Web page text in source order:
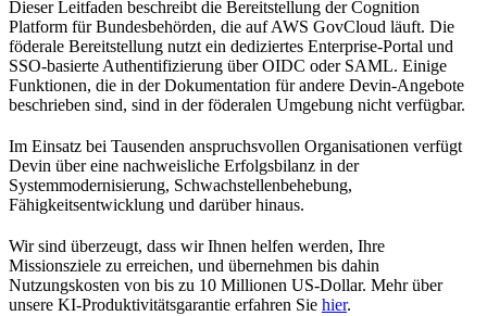
Dieser Leitfaden beschreibt die Bereitstellung der Cognition
Platform für Bundesbehörden, die auf AWS GovCloud läuft. Die
föderale Bereitstellung nutzt ein dediziertes Enterprise-Portal und
SSO-basierte Authentifizierung über OIDC oder SAML. Einige
Funktionen, die in der Dokumentation für andere Devin-Angebote
beschrieben sind, sind in der föderalen Umgebung nicht verfügbar.
Im Einsatz bei Tausenden anspruchsvollen Organisationen verfügt
Devin über eine nachweisliche Erfolgsbilanz in der
Systemmodernisierung, Schwachstellenbehebung,
Fähigkeitsentwicklung und darüber hinaus.
Wir sind überzeugt, dass wir Ihnen helfen werden, Ihre
Missionsziele zu erreichen, und übernehmen bis dahin
Nutzungskosten von bis zu 10 Millionen US-Dollar. Mehr über
unsere KI-Produktivitätsgarantie erfahren Sie hier.